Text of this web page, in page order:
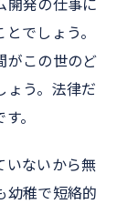
開発の仕事に
でしょう。
がこの世のど
ょう。法律だ
。
いないから無
幼稚で短絡的